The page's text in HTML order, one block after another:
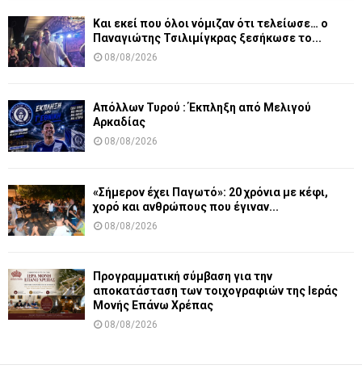
Και εκεί που όλοι νόμιζαν ότι τελείωσε… ο
Παναγιώτης Τσιλιμίγκρας ξεσήκωσε το...
08/08/2026
Απόλλων Τυρού : Έκπληξη από Μελιγού
Αρκαδίας
08/08/2026
«Σήμερον έχει Παγωτό»: 20 χρόνια με κέφι,
χορό και ανθρώπους που έγιναν...
08/08/2026
Προγραμματική σύμβαση για την
αποκατάσταση των τοιχογραφιών της Ιεράς
Μονής Επάνω Χρέπας
08/08/2026